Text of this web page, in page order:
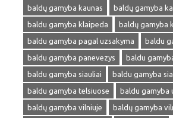
baldų gamyba kaunas
baldų gamyba
baldu gamyba klaipeda
baldų gamyba
baldu gamyba pagal uzsakyma
baldu
baldu gamyba panevezys
baldu
baldu gamyba siauliai
baldu gamyba
baldu gamyba telsiuose
baldu gamyba
baldų gamyba vilniuje
baldų gamyba